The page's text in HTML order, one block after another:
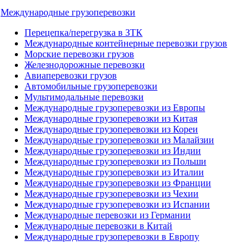
Международные грузоперевозки
Перецепка/перегрузка в ЗТК
Международные контейнерные перевозки грузов
Морские перевозки грузов
Железнодорожные перевозки
Авиаперевозки грузов
Автомобильные грузоперевозки
Мультимодальные перевозки
Международные грузоперевозки из Европы
Международные грузоперевозки из Китая
Международные грузоперевозки из Кореи
Международные грузоперевозки из Малайзии
Международные грузоперевозки из Индии
Международные грузоперевозки из Польши
Международные грузоперевозки из Италии
Международные грузоперевозки из Франции
Международные грузоперевозки из Чехии
Международные грузоперевозки из Испании
Международные перевозки из Германии
Международные перевозки в Китай
Международные грузоперевозки в Европу